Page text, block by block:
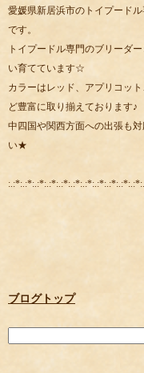
愛媛県新居浜市のトイプードル
です。
トイプードル専門のブリーダ
い育てています☆
カラーはレッド、アプリコッ
ど豊富に取り揃えております♪
中四国や関西方面への出張も
い★
ブログトップ